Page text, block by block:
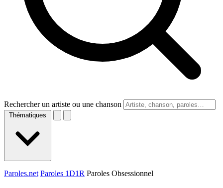
Rechercher un artiste ou une chanson
Thématiques
Paroles.net Paroles 1D1R Paroles Obsessionnel